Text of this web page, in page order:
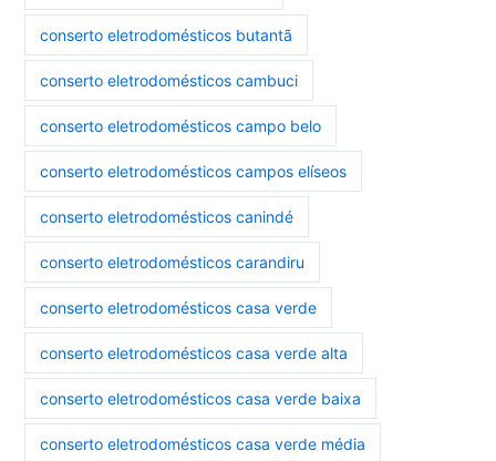
conserto eletrodomésticos butantã
conserto eletrodomésticos cambuci
conserto eletrodomésticos campo belo
conserto eletrodomésticos campos elíseos
conserto eletrodomésticos canindé
conserto eletrodomésticos carandiru
conserto eletrodomésticos casa verde
conserto eletrodomésticos casa verde alta
conserto eletrodomésticos casa verde baixa
conserto eletrodomésticos casa verde média